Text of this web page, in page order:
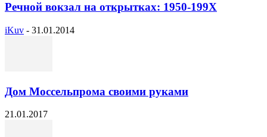
Речной вокзал на открытках: 1950-199Х
iKuv - 31.01.2014
Дом Моссельпрома своими руками
21.01.2017